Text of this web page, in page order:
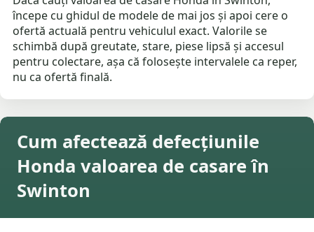
începe cu ghidul de modele de mai jos și apoi cere o
ofertă actuală pentru vehiculul exact. Valorile se
schimbă după greutate, stare, piese lipsă și accesul
pentru colectare, așa că folosește intervalele ca reper,
nu ca ofertă finală.
Cum afectează defecțiunile
Honda valoarea de casare în
Swinton